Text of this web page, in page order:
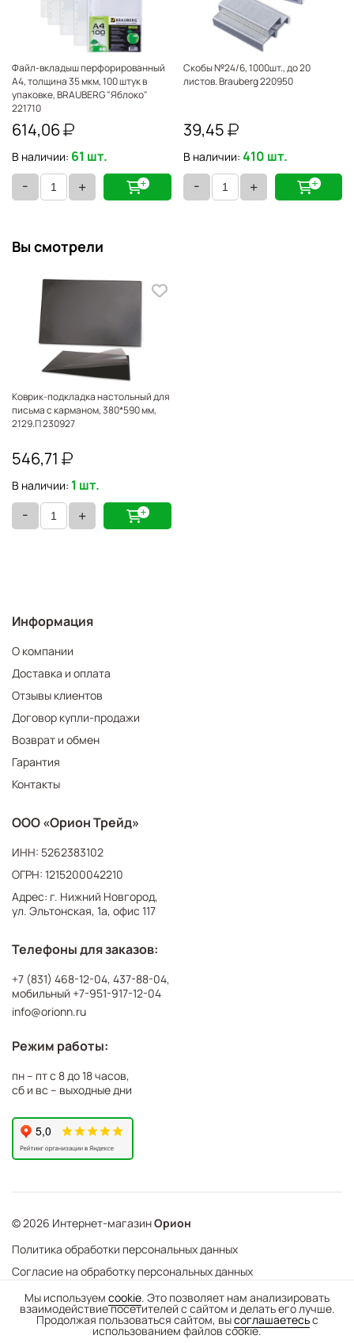
Мы используем cookie. Это позволяет нам анализировать
взаимодействие посетителей с сайтом и делать его лучше.
Продолжая пользоваться сайтом, высоглашаетесьс
использованием файлов cookie.
- + В корзину
Файл-вкладыш перфорированный
А4, толщина 35 мкм, 100 штук в
упаковке, BRAUBERG "Яблоко"
221710
614,06
В наличии: 61 шт.
- +
Скобы №24/6, 1000шт., до 20
листов. Brauberg 220950
39,45
В наличии: 410 шт.
- +
Вы смотрели
Коврик-подкладка настольный для
письма с карманом, 380*590 мм,
2129.П 230927
546,71
В наличии: 1 шт.
- +
Информация
О компании
Доставка и оплата
Отзывы клиентов
Договор купли-продажи
Возврат и обмен
Гарантия
Контакты
ООО «Орион Трейд»
ИНН: 5262383102
ОГРН: 1215200042210
Адрес: г. Нижний Новгород,
ул. Эльтонская, 1а, офис 117
Телефоны для заказов:
+7 (831) 468-12-04, 437-88-04,
мобильный +7-951-917-12-04
info@orionn.ru
Режим работы:
пн – пт с 8 до 18 часов,
сб и вс – выходные дни
© 2026 Интернет-магазинОрион
Политика обработки персональных данных
Согласие на обработку персональных данных
Web Механика
- создание интернет-магазинов